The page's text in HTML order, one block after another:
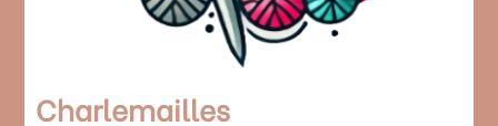
Charlemailles